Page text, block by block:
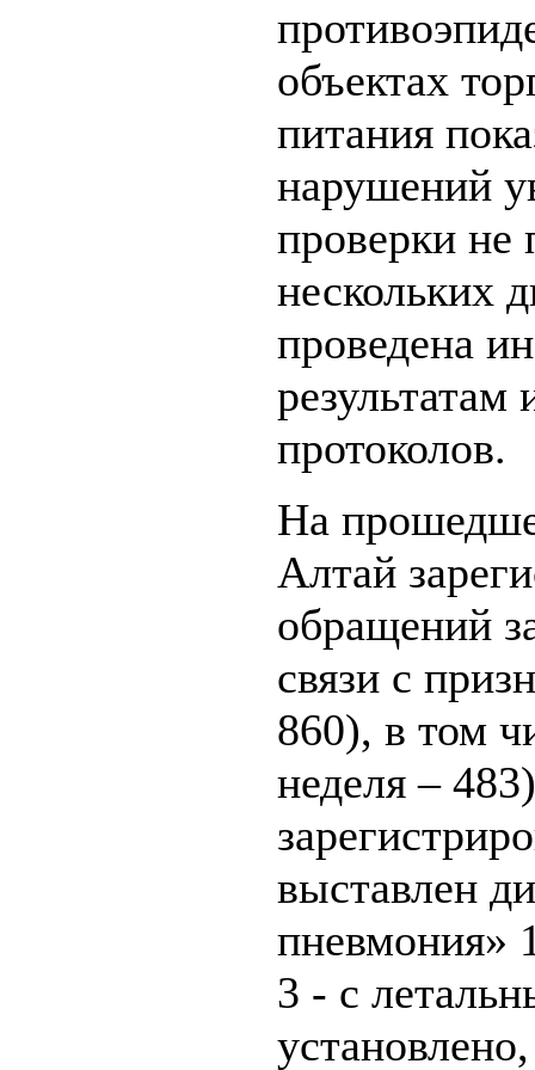
объектах
питания
нарушений
проверки не
нескольких
проведена
результатам
протоколов.
На
Алтай
обращений
связи с
860), в том
неделя –
выставлен
пневмония»
3 - с